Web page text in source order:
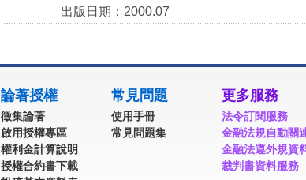
出版日期：2000.07
論著授權
徵集論著
啟用授權專區
權利金計算說明
授權合約書下載
常見問題
使用手冊
常見問題集
更多服務
法令訂閱服務
金融法規自動關
金融法遵外規資
裁判書資料服務